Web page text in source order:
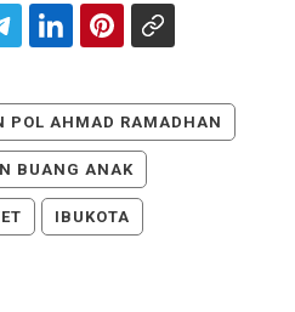
POL AHMAD RAMADHAN
BUANG ANAK
IBUKOTA